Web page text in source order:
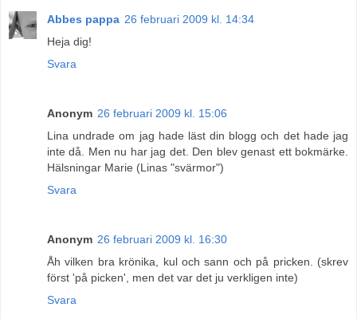
Abbes pappa 26 februari 2009 kl. 14:34
Heja dig!
Svara
Anonym 26 februari 2009 kl. 15:06
Lina undrade om jag hade läst din blogg och det hade jag
inte då. Men nu har jag det. Den blev genast ett bokmärke.
Hälsningar Marie (Linas "svärmor")
Svara
Anonym 26 februari 2009 kl. 16:30
Åh vilken bra krönika, kul och sann och på pricken. (skrev
först 'på picken', men det var det ju verkligen inte)
Svara